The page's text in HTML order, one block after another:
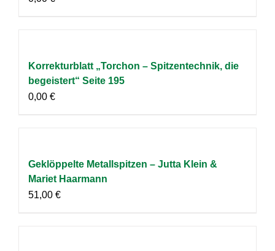
Korrekturblatt „Torchon – Spitzentechnik, die
begeistert“ Seite 195
0,00 €
Geklöppelte Metallspitzen – Jutta Klein &
Mariet Haarmann
51,00 €